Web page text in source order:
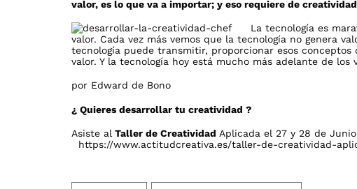
valor, es lo que va a importar; y eso requiere de
La tecnología es
valor. Cada vez más vemos que la tecnología no genera
tecnología puede transmitir, proporcionar esos
valor. Y la tecnología hoy está mucho más adelante de
por Edward de Bono
¿ Quieres desarrollar tu creatividad ?
Asiste al Taller de Creatividad Aplicada el 27 y 28 de
https://www.actitudcreativa.es/taller-de-creatividad-